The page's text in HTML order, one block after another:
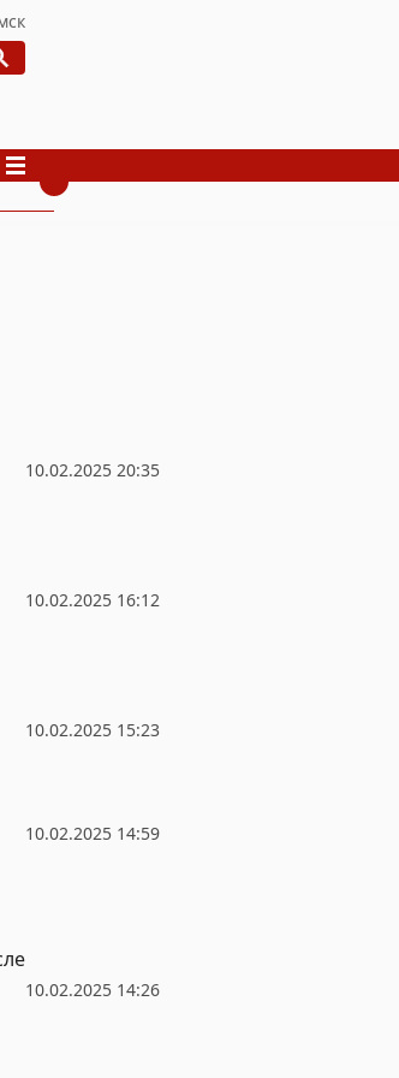
10.02.2025 20:35
10.02.2025 16:12
10.02.2025 15:23
10.02.2025 14:59
10.02.2025 14:26